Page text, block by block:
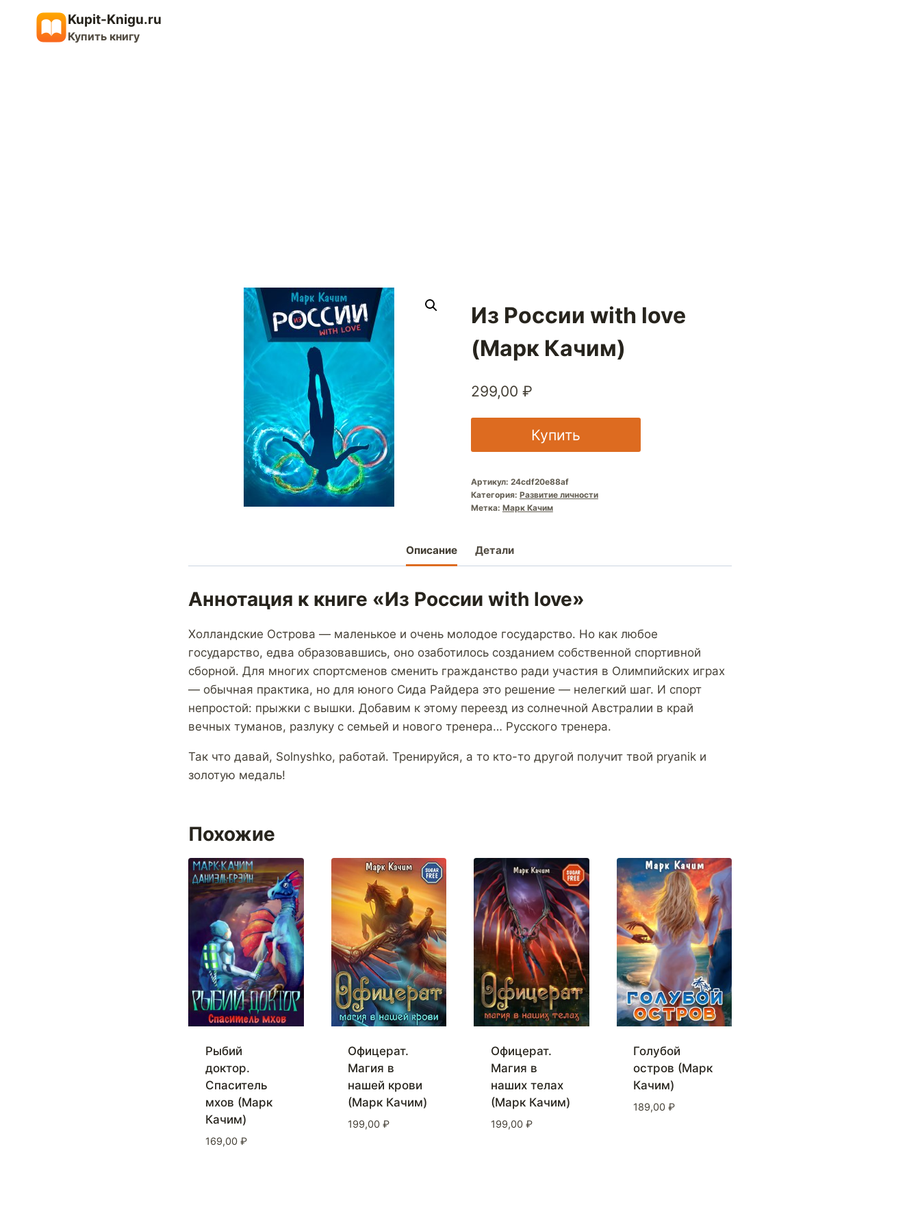
содержимому
Kupit-Knigu.ru
Купить книгу
Из России with love
(Марк Качим)
299,00 ₽
Купить
Артикул: 24cdf20e88af
Категория: Развитие личности
Метка: Марк Качим
Описание Детали
Аннотация к книге «Из России with love»
Холландские Острова — маленькое и очень молодое государство. Но как любое
государство, едва образовавшись, оно озаботилось созданием собственной спортивной
сборной. Для многих спортсменов сменить гражданство ради участия в Олимпийских играх
— обычная практика, но для юного Сида Райдера это решение — нелегкий шаг. И спорт
непростой: прыжки с вышки. Добавим к этому переезд из солнечной Австралии в край
вечных туманов, разлуку с семьей и нового тренера… Русского тренера.
Так что давай, Solnyshko, работай. Тренируйся, а то кто-то другой получит твой pryanik и
золотую медаль!
Похожие
Рыбий
доктор.
Спаситель
мхов (Марк
Качим)
169,00 ₽
Офицерат.
Магия в
нашей крови
(Марк Качим)
199,00 ₽
Офицерат.
Магия в
наших телах
(Марк Качим)
199,00 ₽
Голубой
остров (Марк
Качим)
189,00 ₽